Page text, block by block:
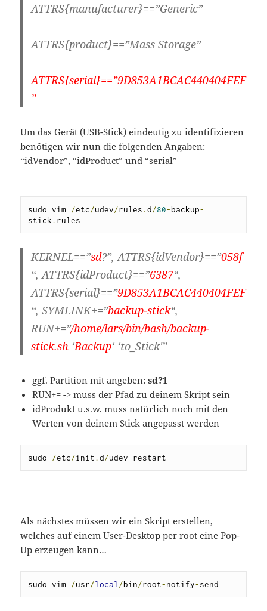
ATTRS{manufacturer}==”Generic”
ATTRS{product}==”Mass Storage”
ATTRS{serial}==”9D853A1BCAC440404FEF
”
Um das Gerät (USB-Stick) eindeutig zu identifizieren
benötigen wir nun die folgenden Angaben:
“idVendor”, “idProduct” und “serial”
sudo vim /etc/udev/rules .d/80-backup-
stick . rules
KERNEL==”sd?”, ATTRS{idVendor}==”058f
“, ATTRS{idProduct}==”6387“,
ATTRS{serial}==”9D853A1BCAC440404FEF
“, SYMLINK+=”backup-stick“,
RUN+=”/home/lars/bin/bash/backup-
stick.sh ‘Backup‘ ‘to_Stick'”
ggf. Partition mit angeben:sd?1
RUN+= -> muss der Pfad zu deinem Skript sein
idProdukt u.s.w. muss natürlich noch mit den
Werten von deinem Stick angepasst werden
sudo /etc/init .d/udev restart
Als nächstes müssen wir ein Skript erstellen,
welches auf einem User-Desktop per root eine Pop-
Up erzeugen kann…
sudo vim /usr/local /bin/root-notify-send